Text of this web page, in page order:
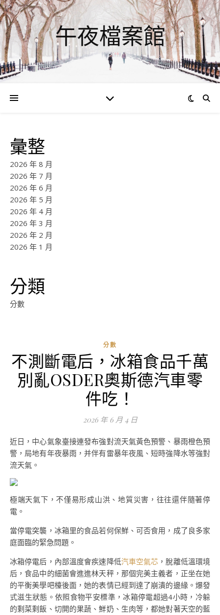
午夜檔案館
彙整
2026 年 8 月
2026 年 7 月
2026 年 6 月
2026 年 5 月
2026 年 4 月
2026 年 3 月
2026 年 2 月
2026 年 1 月
分類
分數
分數
不測斷電后，冰箱食品千萬
別亂OSDER奧斯德汽車零
件吃！
2026 年 6 月 4 日
近日，中心氣象臺接連發布強對流天氣黃色預警、暴雨橙色預
警，局地有年夜暴雨，并伴有雷暴年夜風、短時強降水等強對
流天氣。
極端天氣下，不僅易形成山洪、地質災害，往往還伴隨著停
電。
當停電突襲，冰箱里的食品若何保鮮、可否食用，成了良多家
庭面臨的緊急問題。
冰箱停電后，內部溫度會疾速降低汽車空氣芯 ，脫離低溫環境
后，食品中的細菌會進進林天秤，那個完美主義者，正坐在她
的平衡美學吧檯後面，她的表情已經到達了崩潰的邊緣。爆發
式滋生狀態。依照食物平安標準，冰箱停電超過4小時，冷躲
的剩菜剩飯、切開的果蔬、鮮奶、生肉等，都她對著天空的藍